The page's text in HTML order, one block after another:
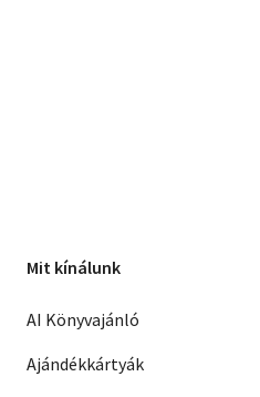
Mit kínálunk
AI Könyvajánló
Ajándékkártyák